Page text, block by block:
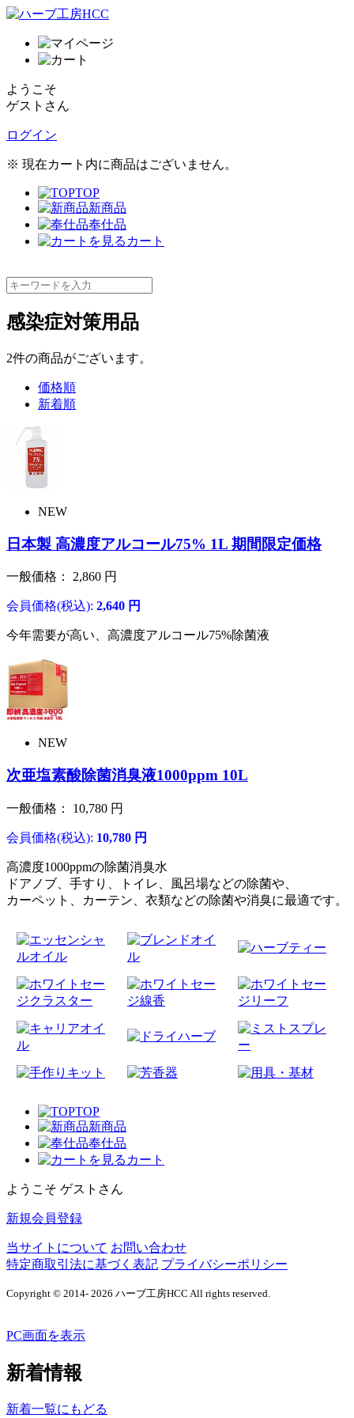
ようこそ
ゲストさん
ログイン
※ 現在カート内に商品はございません。
TOP
新商品
奉仕品
カート
感染症対策用品
2件の商品がございます。
価格順
新着順
NEW
日本製 高濃度アルコール75% 1L 期間限定価格
一般価格： 2,860 円
会員価格(税込): 2,640 円
今年需要が高い、高濃度アルコール75%除菌液
NEW
次亜塩素酸除菌消臭液1000ppm 10L
一般価格： 10,780 円
会員価格(税込): 10,780 円
高濃度1000ppmの除菌消臭水
ドアノブ、手すり、トイレ、風呂場などの除菌や、
カーペット、カーテン、衣類などの除菌や消臭に最適です。
TOP
新商品
奉仕品
カート
ようこそ ゲストさん
新規会員登録
当サイトについて お問い合わせ
特定商取引法に基づく表記 プライバシーポリシー
Copyright © 2014- 2026 ハーブ工房HCC All rights reserved.
PC画面を表示
新着情報
新着一覧にもどる